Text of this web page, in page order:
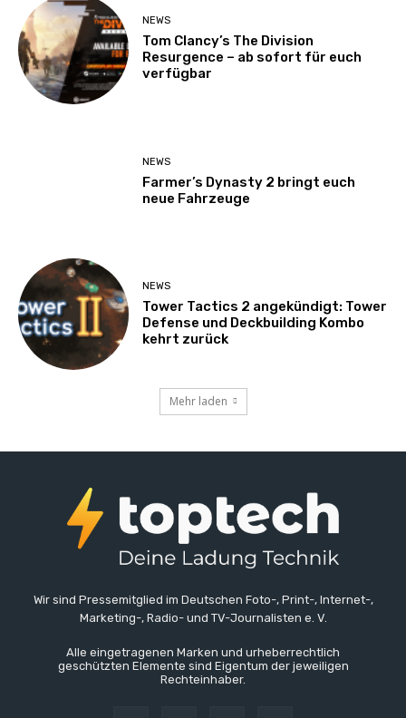
NEWS
Tom Clancy’s The Division
Resurgence – ab sofort für euch
verfügbar
NEWS
Farmer’s Dynasty 2 bringt euch
neue Fahrzeuge
NEWS
Tower Tactics 2 angekündigt: Tower
Defense und Deckbuilding Kombo
kehrt zurück
Mehr laden
Wir sind Pressemitglied im Deutschen Foto-, Print-, Internet-,
Marketing-, Radio- und TV-Journalisten e. V.
Alle eingetragenen Marken und urheberrechtlich
geschützten Elemente sind Eigentum der jeweiligen
Rechteinhaber.